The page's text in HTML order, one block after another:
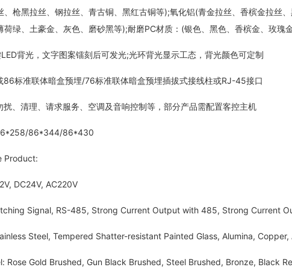
黑拉丝、钢拉丝、青古铜、黑红古铜等);氧化铝(青金拉丝、香槟金拉丝、
绿、土豪金、灰色、磨砂黑等);耐磨PC材质：(银色、黑色、香槟金、玫瑰
背光，文字图案镭刻后可发光;光环背光显示工态，背光颜色可定制
标准联体暗盒预埋/76标准联体暗盒预埋插拔式接线柱或RJ-45接口
清理、请求服务、空调及音响控制等，部分产品需配置客控主机
86*344/86*430
DC24V, AC220V
Signal, RS-485, Strong Current Output with 485, Strong Current
Steel, Tempered Shatter-resistant Painted Glass, Alumina, Copper,
Gold Brushed, Gun Black Brushed, Steel Brushed, Bronze, Black